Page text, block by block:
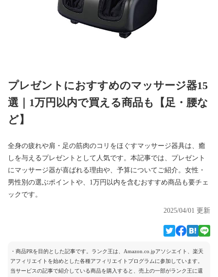
プレゼントにおすすめのマッサージ器15
選｜1万円以内で買える商品も【足・腰な
ど】
全身の疲れや肩・足の筋肉のコリをほぐすマッサージ器具は、癒
しを与えるプレゼントとして人気です。本記事では、プレゼント
にマッサージ器が喜ばれる理由や、予算についてご紹介。女性・
男性別の選ぶポイントや、1万円以内を含むおすすめ商品も要チェ
ックです。
2025/04/01 更新
・商品PRを目的とした記事です。ランク王は、Amazon.co.jpアソシエイト、楽天
アフィリエイトを始めとした各種アフィリエイトプログラムに参加しています。
当サービスの記事で紹介している商品を購入すると、売上の一部がランク王に還